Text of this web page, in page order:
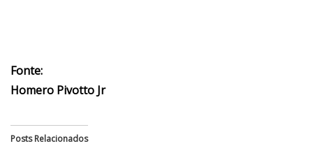
Fonte:
Homero Pivotto Jr
Posts Relacionados